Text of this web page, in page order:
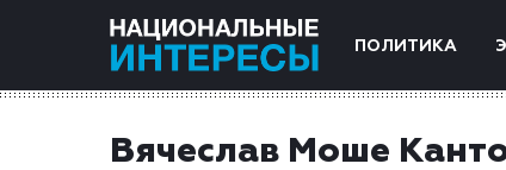
ПОЛИТИКА
Вячеслав Моше